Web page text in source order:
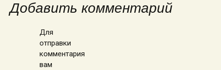
Добавить комментарий
Для
отправки
комментария
вам